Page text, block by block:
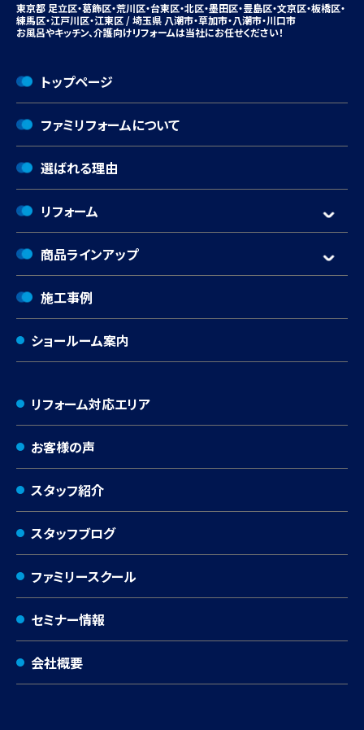
東京都 足立区・葛飾区・荒川区・台東区・北区・墨田区・豊島区・文京区・板橋区・
練馬区・江戸川区・江東区 / 埼玉県 八潮市・草加市・八潮市・川口市
お風呂やキッチン、介護向けリフォームは当社にお任せください！
トップページ
ファミリフォームについて
選ばれる理由
リフォーム
商品ラインアップ
施工事例
ショールーム案内
リフォーム対応エリア
お客様の声
スタッフ紹介
スタッフブログ
ファミリースクール
セミナー情報
会社概要